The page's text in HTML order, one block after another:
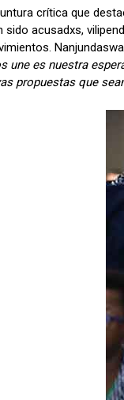
crítica que
sido acusadxs,
une es nuestra
propuestas que